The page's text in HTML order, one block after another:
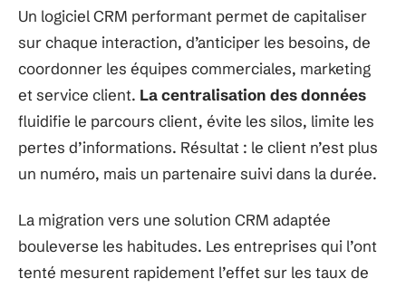
Un logiciel CRM performant permet de capitaliser
sur chaque interaction, d’anticiper les besoins, de
coordonner les équipes commerciales, marketing
et service client. La centralisation des données
fluidifie le parcours client, évite les silos, limite les
pertes d’informations. Résultat : le client n’est plus
un numéro, mais un partenaire suivi dans la durée.
La migration vers une solution CRM adaptée
bouleverse les habitudes. Les entreprises qui l’ont
tenté mesurent rapidement l’effet sur les taux de